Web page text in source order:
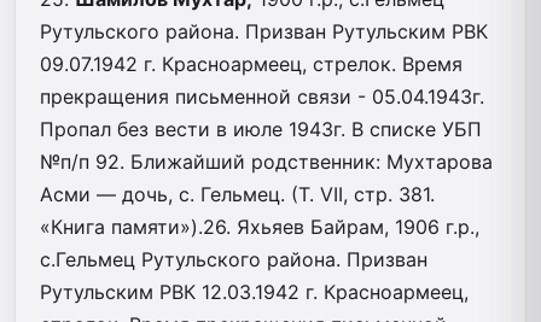
Рутульского района. Призван Рутульским РВК
09.07.1942 г. Красноармеец, стрелок. Время
прекращения письменной связи - 05.04.1943г.
Пропал без вести в июле 1943г. В списке УБП
№п/п 92. Ближайший родственник: Мухтарова
Асми — дочь, с. Гельмец. (Т. VII, стр. 381.
«Книга памяти»).26. Яхьяев Байрам, 1906 г.р.,
с.Гельмец Рутульского района. Призван
Рутульским РВК 12.03.1942 г. Красноармеец,